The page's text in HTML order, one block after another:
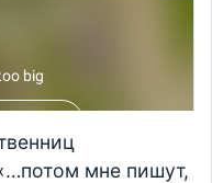
мне пишут,